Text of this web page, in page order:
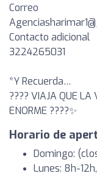
Correo
Contacto adicional
3224265031
*Y Recuerda…
???? VIAJA QUE LA
ENORME ????✨
Horario de
Domingo:
Lunes: 8h-